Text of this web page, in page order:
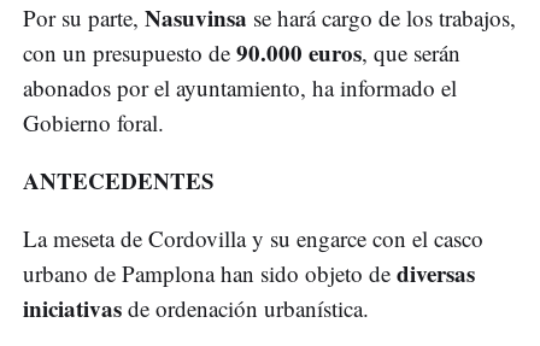
Por su parte, Nasuvinsa se hará cargo de los trabajos,
con un presupuesto de 90.000 euros, que serán
abonados por el ayuntamiento, ha informado el
Gobierno foral.
ANTECEDENTES
La meseta de Cordovilla y su engarce con el casco
urbano de Pamplona han sido objeto de diversas
iniciativas de ordenación urbanística.